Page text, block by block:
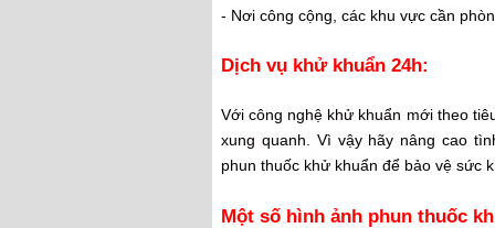
- Nơi công cộng, các khu vực cần
Dịch vụ khử khuẩn 24h:
Với công nghệ khử khuẩn mới theo
xung quanh. Vì vậy hãy nâng cao
phun thuốc khử khuẩn để bảo vệ sức
Một số hình ảnh phun thuốc